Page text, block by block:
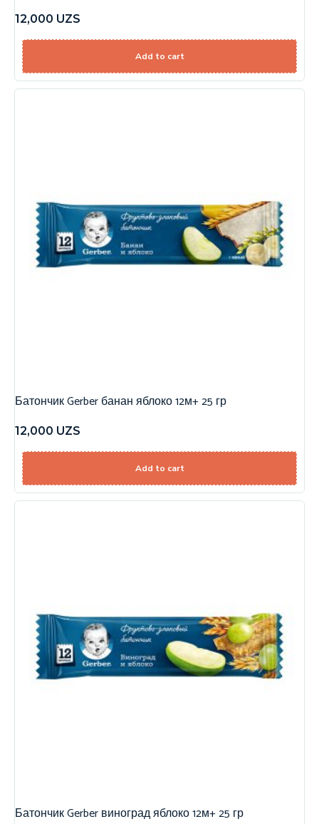
12,000 UZS
Add to cart
Батончик Gerber банан яблоко 12м+ 25 гр
12,000 UZS
Add to cart
Батончик Gerber виноград яблоко 12м+ 25 гр